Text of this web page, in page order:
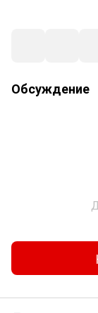
Обсуждение